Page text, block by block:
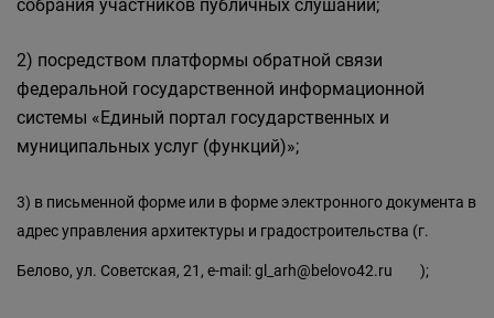
собрания участников публичных слушаний;
2) посредством платформы обратной связи
федеральной государственной информационной
системы «Единый портал государственных и
муниципальных услуг (функций)»;
3) в письменной форме или в форме электронного документа в
адрес управления архитектуры и градостроительства (г.
Белово, ул. Советская, 21, e-mail:gl_arh@belovo42.ru );